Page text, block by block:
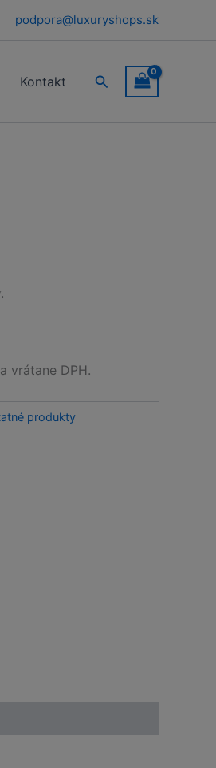
podpora@luxuryshops.sk
Kontakt Hľadať
vrátane DPH.
produkty